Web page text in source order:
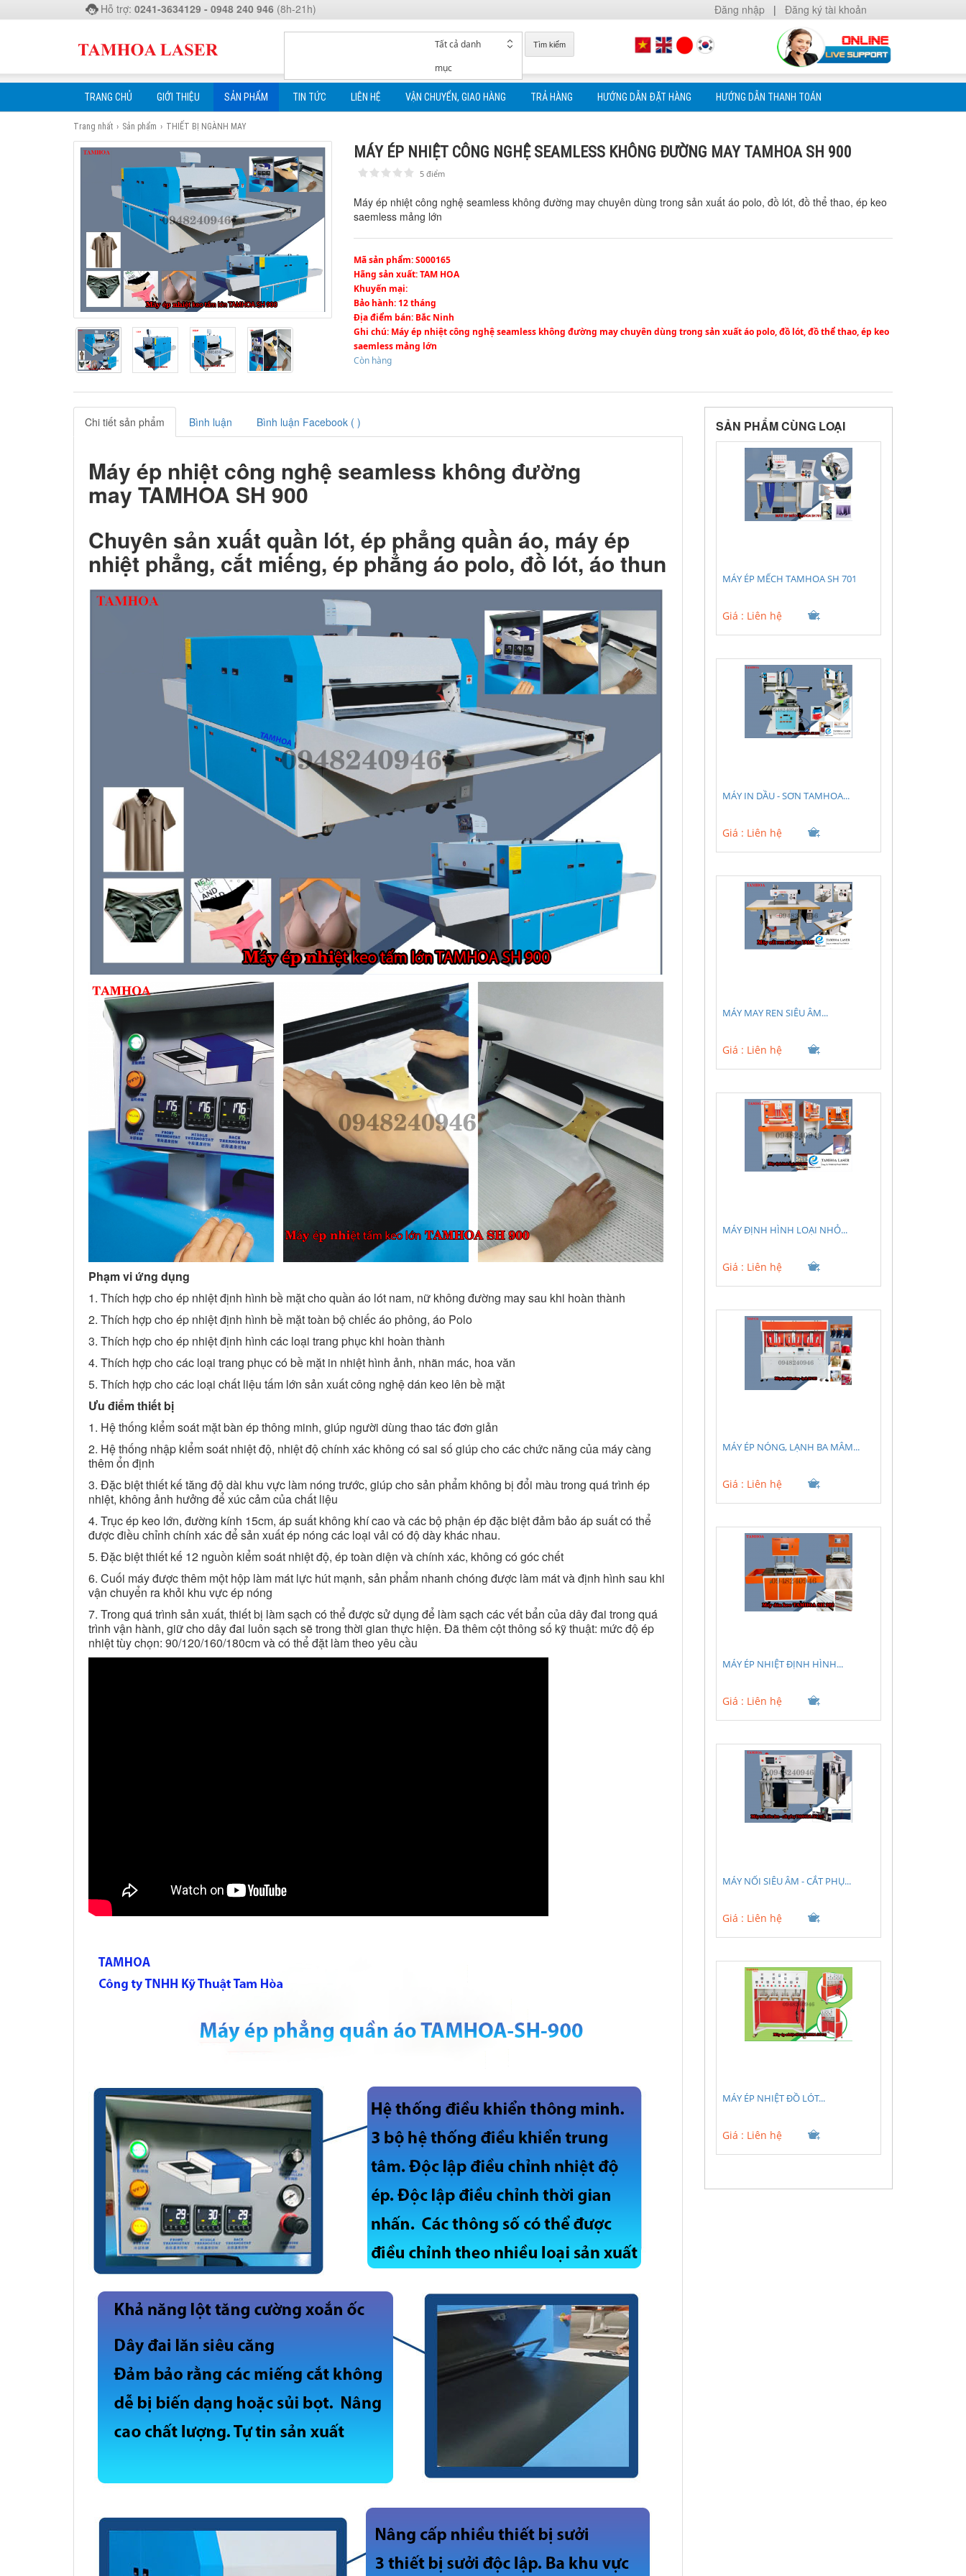
Hỗ trợ: 0241-3634129 - 0948 240 946 (8h-21h) Đăng nhập | Đăng ký tài khoản
Tất cả danh
mục
Tìm kiếm
TRANG CHỦ GIỚI THIỆU SẢN PHẨM TIN TỨC LIÊN HỆ VẬN CHUYỂN, GIAO HÀNG TRẢ HÀNG HƯỚNG DẪN ĐẶT HÀNG HƯỚNG DẪN THANH TOÁN
Trang nhất › Sản phẩm › THIẾT BỊ NGÀNH MAY
MÁY ÉP NHIỆT CÔNG NGHỆ SEAMLESS KHÔNG ĐƯỜNG MAY TAMHOA SH 900
1 2 3 4 5 5 điểm
Máy ép nhiệt công nghệ seamless không đường may chuyên dùng trong sản xuất áo polo, đồ lót, đồ thể thao, ép keo
saemless mảng lớn
Mã sản phẩm: S000165
Hãng sản xuất: TAM HOA
Khuyến mại:
Bảo hành: 12 tháng
Địa điểm bán: Bắc Ninh
Ghi chú: Máy ép nhiệt công nghệ seamless không đường may chuyên dùng trong sản xuất áo polo, đồ lót, đồ thể thao, ép keo
saemless mảng lớn
Còn hàng
Chi tiết sản phẩm Bình luận Bình luận Facebook ( )
Máy ép nhiệt công nghệ seamless không đường
may TAMHOA SH 900
Chuyên sản xuất quần lót, ép phẳng quần áo, máy ép
nhiệt phẳng, cắt miếng, ép phẳng áo polo, đồ lót, áo thun
Phạm vi ứng dụng
1. Thích hợp cho ép nhiệt định hình bề mặt cho quần áo lót nam, nữ không đường may sau khi hoàn thành
2. Thích hợp cho ép nhiệt định hình bề mặt toàn bộ chiếc áo phông, áo Polo
3. Thích hợp cho ép nhiệt định hình các loại trang phục khi hoàn thành
4. Thích hợp cho các loại trang phục có bề mặt in nhiệt hình ảnh, nhãn mác, hoa văn
5. Thích hợp cho các loại chất liệu tấm lớn sản xuất công nghệ dán keo lên bề mặt
Ưu điểm thiết bị
1. Hệ thống kiểm soát mặt bàn ép thông minh, giúp người dùng thao tác đơn giản
2. Hệ thống nhập kiểm soát nhiệt độ, nhiệt độ chính xác không có sai số giúp cho các chức năng của máy càng
thêm ổn định
3. Đặc biệt thiết kế tăng độ dài khu vực làm nóng trước, giúp cho sản phẩm không bị đổi màu trong quá trình ép
nhiệt, không ảnh hưởng để xúc cảm của chất liệu
4. Trục ép keo lớn, đường kính 15cm, áp suất không khí cao và các bộ phận ép đặc biệt đảm bảo áp suất có thể
được điều chỉnh chính xác để sản xuất ép nóng các loại vải có độ dày khác nhau.
5. Đặc biệt thiết kế 12 nguồn kiểm soát nhiệt độ, ép toàn diện và chính xác, không có góc chết
6. Cuối máy được thêm một hộp làm mát lực hút mạnh, sản phẩm nhanh chóng được làm mát và định hình sau khi
vận chuyển ra khỏi khu vực ép nóng
7. Trong quá trình sản xuất, thiết bị làm sạch có thể được sử dụng để làm sạch các vết bẩn của dây đai trong quá
trình vận hành, giữ cho dây đai luôn sạch sẽ trong thời gian thực hiện. Đã thêm cột thông số kỹ thuật: mức độ ép
nhiệt tùy chọn: 90/120/160/180cm và có thể đặt làm theo yêu cầu
SẢN PHẨM CÙNG LOẠI
MÁY ÉP MẾCH TAMHOA SH 701
Giá : Liên hệ
MÁY IN DẦU - SƠN TAMHOA...
Giá : Liên hệ
MÁY MAY REN SIÊU ÂM...
Giá : Liên hệ
MÁY ĐỊNH HÌNH LOẠI NHỎ...
Giá : Liên hệ
MÁY ÉP NÓNG, LẠNH BA MÂM...
Giá : Liên hệ
MÁY ÉP NHIỆT ĐỊNH HÌNH...
Giá : Liên hệ
MÁY NỐI SIÊU ÂM - CẮT PHỤ...
Giá : Liên hệ
MÁY ÉP NHIỆT ĐỒ LÓT...
Giá : Liên hệ